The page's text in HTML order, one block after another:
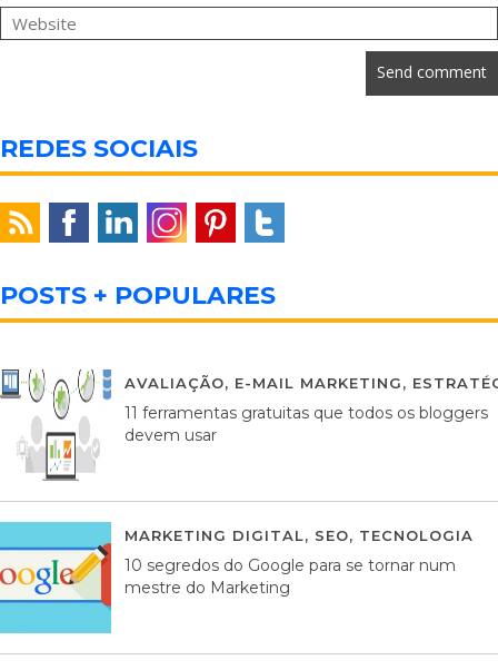
REDES SOCIAIS
POSTS + POPULARES
AVALIAÇÃO, E-MAIL MARKETING,
11 ferramentas gratuitas que todos os bloggers
devem usar
MARKETING DIGITAL, SEO, TECNOLOGIA
10 segredos do Google para se tornar num
mestre do Marketing